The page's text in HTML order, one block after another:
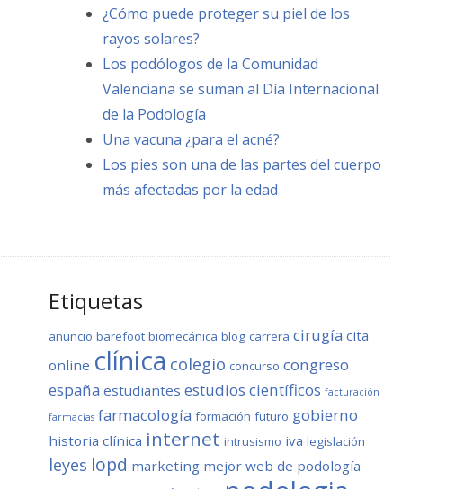
¿Cómo puede proteger su piel de los
rayos solares?
Los podólogos de la Comunidad
Valenciana se suman al Día Internacional
de la Podología
Una vacuna ¿para el acné?
Los pies son una de las partes del cuerpo
más afectadas por la edad
Etiquetas
anuncio barefoot biomecánica blog carrera cirugía cita
online clínica colegio concurso congreso
españa estudiantes estudios científicos facturación
farmacias farmacología formación futuro gobierno
historia clínica internet intrusismo iva legislación
leyes lopd marketing mejor web de podología